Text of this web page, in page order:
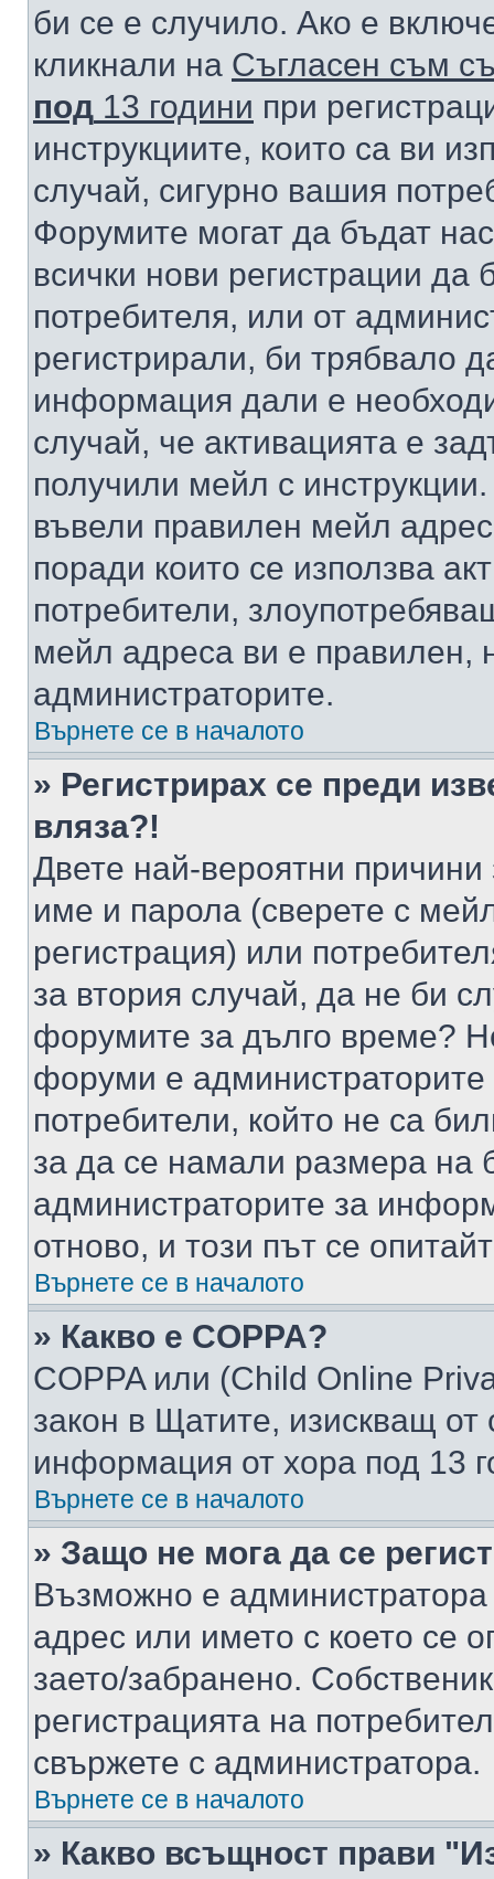
би се е случило. Ако е
кликнали на Съгласен съм
под 13 години при
инструкциите, които са ви
случай, сигурно вашия
Форумите могат да бъдат
всички нови регистрации да
потребителя, или от
регистрирали, би трябвало
информация дали е
случай, че активацията е
получили мейл с
въвели правилен мейл
поради които се използва
потребители,
мейл адреса ви е правилен,
администраторите.
Върнете се в началото
» Регистрирах се преди
вляза?!
Двете най-вероятни
име и парола (сверете с
регистрация) или
за втория случай, да не би
форумите за дълго време?
форуми е администраторите
потребители, който не са
за да се намали размера на
администраторите за
отново, и този път се
Върнете се в началото
» Какво е COPPA?
COPPA или (Child Online
закон в Щатите, изискващ от
информация от хора под 13
Върнете се в началото
» Защо не мога да се
Възможно е
адрес или името с което се
заето/забранено.
регистрацията на
свържете с администратора.
Върнете се в началото
» Какво всъщност прави